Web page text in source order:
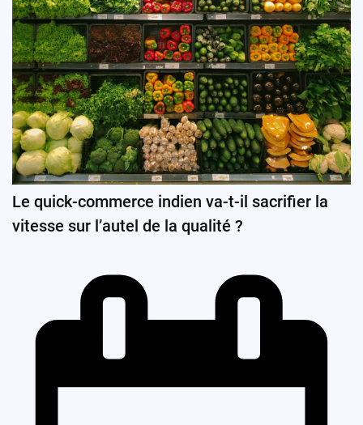
Le quick-commerce indien va-t-il sacrifier la
vitesse sur l’autel de la qualité ?